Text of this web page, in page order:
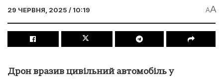
29 ЧЕРВНЯ, 2025 / 10:19 AA
Дрон вразив цивільний автомобіль у